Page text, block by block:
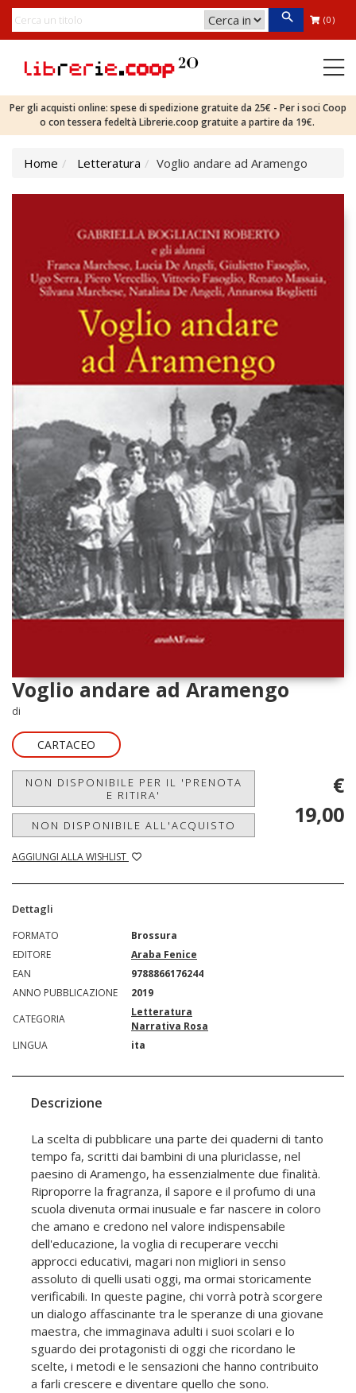
(0)
Per gli acquisti online: spese di spedizione gratuite da 25€ - Per i soci Coop
o con tessera fedeltà Librerie.coop gratuite a partire da 19€.
Home Letteratura Voglio andare ad Aramengo
Voglio andare ad Aramengo
di
CARTACEO
NON DISPONIBILE PER IL 'PRENOTA
E RITIRA'
NON DISPONIBILE ALL'ACQUISTO
AGGIUNGI ALLA WISHLIST
€
19,00
Dettagli
FORMATO
Brossura
EDITORE
Araba Fenice
EAN
9788866176244
ANNO PUBBLICAZIONE
2019
CATEGORIA
Letteratura
Narrativa Rosa
LINGUA
ita
Descrizione
La scelta di pubblicare una parte dei quaderni di tanto
tempo fa, scritti dai bambini di una pluriclasse, nel
paesino di Aramengo, ha essenzialmente due finalità.
Riproporre la fragranza, il sapore e il profumo di una
scuola divenuta ormai inusuale e far nascere in coloro
che amano e credono nel valore indispensabile
dell'educazione, la voglia di recuperare vecchi
approcci educativi, magari non migliori in senso
assoluto di quelli usati oggi, ma ormai storicamente
verificabili. In queste pagine, chi vorrà potrà scorgere
un dialogo affascinante tra le speranze di una giovane
maestra, che immaginava adulti i suoi scolari e lo
sguardo dei protagonisti di oggi che ricordano le
scelte, i metodi e le sensazioni che hanno contribuito
a farli crescere e diventare quello che sono.